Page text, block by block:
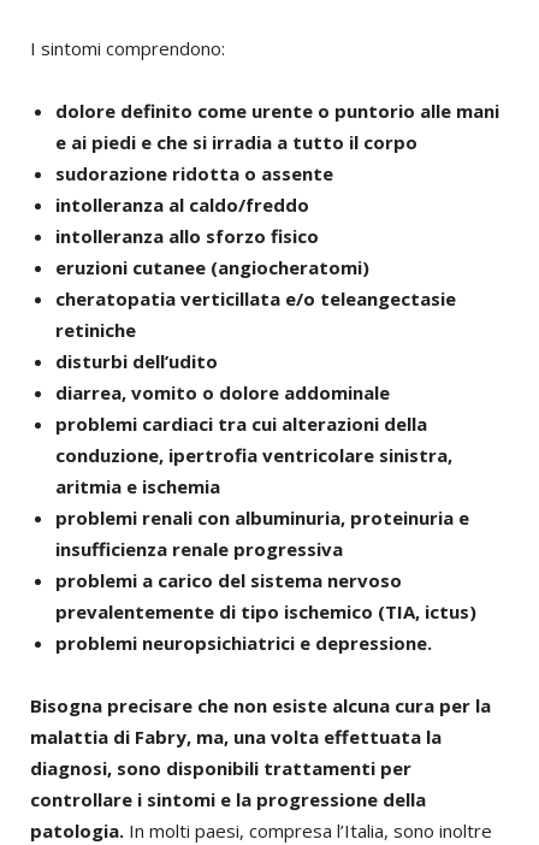
I sintomi comprendono:
dolore definito come urente o puntorio alle mani
e ai piedi e che si irradia a tutto il corpo
sudorazione ridotta o assente
intolleranza al caldo/freddo
intolleranza allo sforzo fisico
eruzioni cutanee (angiocheratomi)
cheratopatia verticillata e/o teleangectasie
retiniche
disturbi dell’udito
diarrea, vomito o dolore addominale
problemi cardiaci tra cui alterazioni della
conduzione, ipertrofia ventricolare sinistra,
aritmia e ischemia
problemi renali con albuminuria, proteinuria e
insufficienza renale progressiva
problemi a carico del sistema nervoso
prevalentemente di tipo ischemico (TIA, ictus)
problemi neuropsichiatrici e depressione.
Bisogna precisare che non esiste alcuna cura per la
malattia di Fabry, ma, una volta effettuata la
diagnosi, sono disponibili trattamenti per
controllare i sintomi e la progressione della
patologia. In molti paesi, compresa l’Italia, sono inoltre